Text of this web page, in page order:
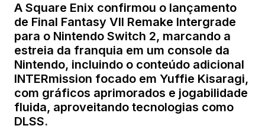
A Square Enix confirmou o lançamento
de Final Fantasy VII Remake Intergrade
para o Nintendo Switch 2, marcando a
estreia da franquia em um console da
Nintendo, incluindo o conteúdo adicional
INTERmission focado em Yuffie Kisaragi,
com gráficos aprimorados e jogabilidade
fluida, aproveitando tecnologias como
DLSS.